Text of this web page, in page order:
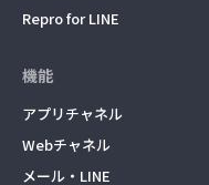
Repro for LINE
機能
アプリチャネル
Webチャネル
メール・LINE